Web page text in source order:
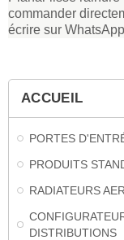
ACCUEIL
PORTES
PRODUITS
RADIATEURS
DISTRIBUTIONS
commander
écrire sur